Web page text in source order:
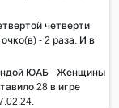
четверти
очко(в) - 2 раза. И в
ЮАБ - Женщины
28 в игре